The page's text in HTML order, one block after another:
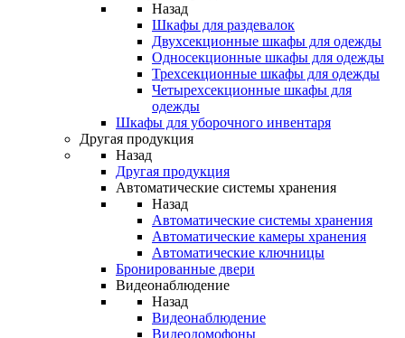
Назад
Шкафы для раздевалок
Двухсекционные шкафы для одежды
Односекционные шкафы для одежды
Трехсекционные шкафы для одежды
Четырехсекционные шкафы для
одежды
Шкафы для уборочного инвентаря
Другая продукция
Назад
Другая продукция
Автоматические системы хранения
Назад
Автоматические системы хранения
Автоматические камеры хранения
Автоматические ключницы
Бронированные двери
Видеонаблюдение
Назад
Видеонаблюдение
Видеодомофоны